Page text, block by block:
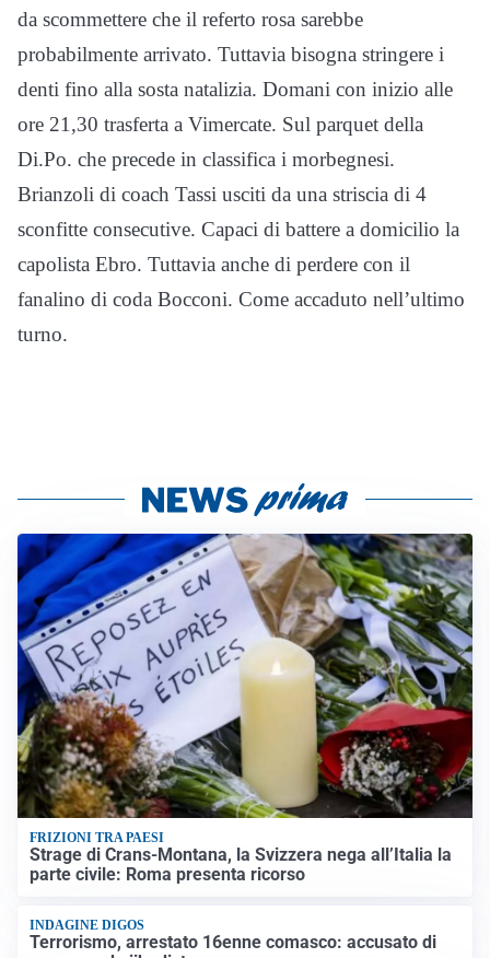
da scommettere che il referto rosa sarebbe
probabilmente arrivato. Tuttavia bisogna stringere i
denti fino alla sosta natalizia. Domani con inizio alle
ore 21,30 trasferta a Vimercate. Sul parquet della
Di.Po. che precede in classifica i morbegnesi.
Brianzoli di coach Tassi usciti da una striscia di 4
sconfitte consecutive. Capaci di battere a domicilio la
capolista Ebro. Tuttavia anche di perdere con il
fanalino di coda Bocconi. Come accaduto nell’ultimo
turno.
FRIZIONI TRA PAESI
Strage di Crans-Montana, la Svizzera nega all’Italia la
parte civile: Roma presenta ricorso
INDAGINE DIGOS
Terrorismo, arrestato 16enne comasco: accusato di